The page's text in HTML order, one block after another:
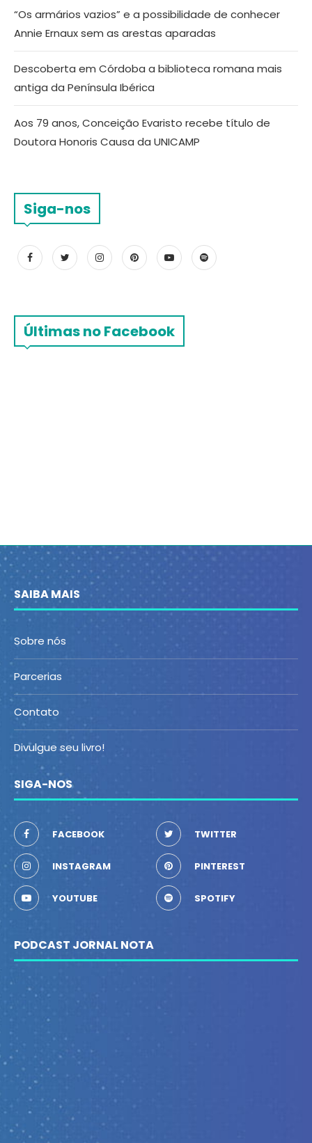
“Os armários vazios” e a possibilidade de conhecer
Annie Ernaux sem as arestas aparadas
Descoberta em Córdoba a biblioteca romana mais
antiga da Península Ibérica
Aos 79 anos, Conceição Evaristo recebe título de
Doutora Honoris Causa da UNICAMP
Siga-nos
Últimas no Facebook
SAIBA MAIS
Sobre nós
Parcerias
Contato
Divulgue seu livro!
SIGA-NOS
FACEBOOK TWITTER
INSTAGRAM PINTEREST
YOUTUBE SPOTIFY
PODCAST JORNAL NOTA